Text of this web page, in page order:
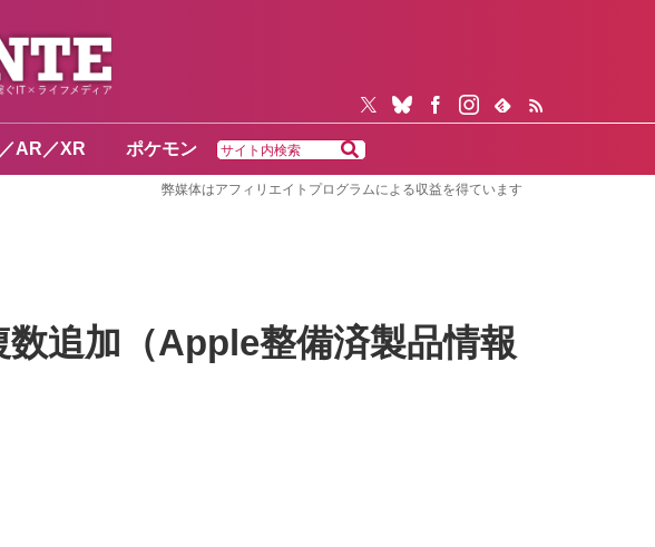
AR／XR ポケモン
弊媒体はアフィリエイトプログラムによる収益を得ています
追加（Apple整備済製品情報